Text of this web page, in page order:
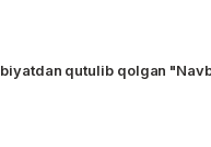
qutulib qolgan